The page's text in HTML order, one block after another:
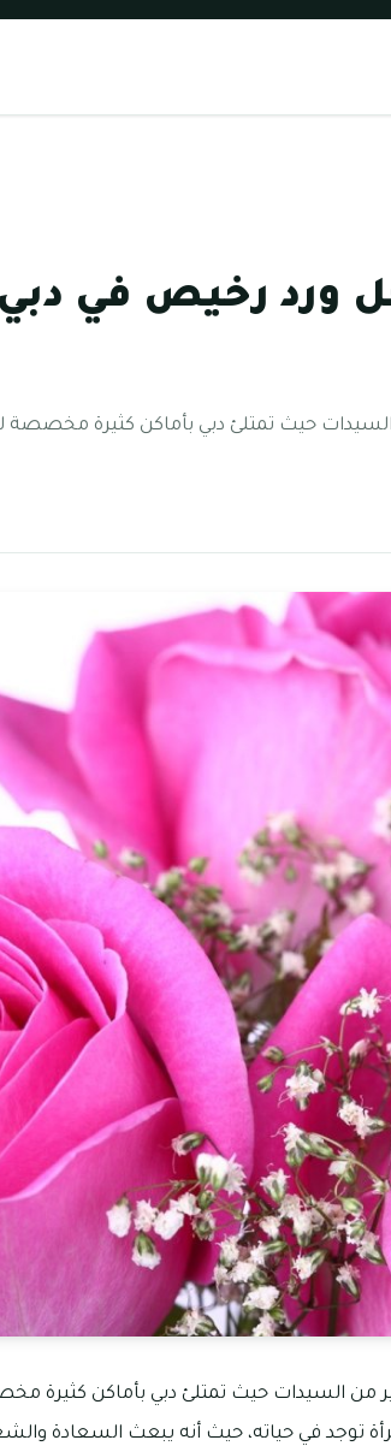
ورد رخيص في
حيث تمتلئ دبي بأماكن كثيرة مخصصة
من السيدات حيث تمتلئ دبي بأماكن كثيرة
توجد في حياته، حيث أنه يبعث السعادة